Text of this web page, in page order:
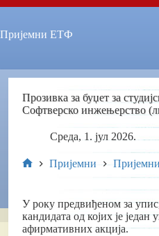
Skip
content
Пријемни ЕТФ
Прозивка за буџет за
Софтверско инжењерство
Cреда, 1. јул 2026.
Пријемни
У року предвиђеном за
кандидата од којих је један
афирмативних акција.